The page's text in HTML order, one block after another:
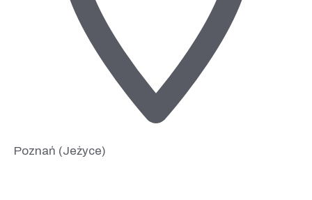
Poznań (Jeżyce)